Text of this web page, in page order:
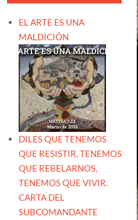
EL ARTE ES UNA
MALDICIÓN
DILES QUE TENEMOS
QUE RESISTIR, TENEMOS
QUE REBELARNOS,
TENEMOS QUE VIVIR.
CARTA DEL
SUBCOMANDANTE